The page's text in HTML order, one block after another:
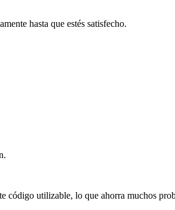
hasta que estés satisfecho.
código utilizable, lo que ahorra muchos